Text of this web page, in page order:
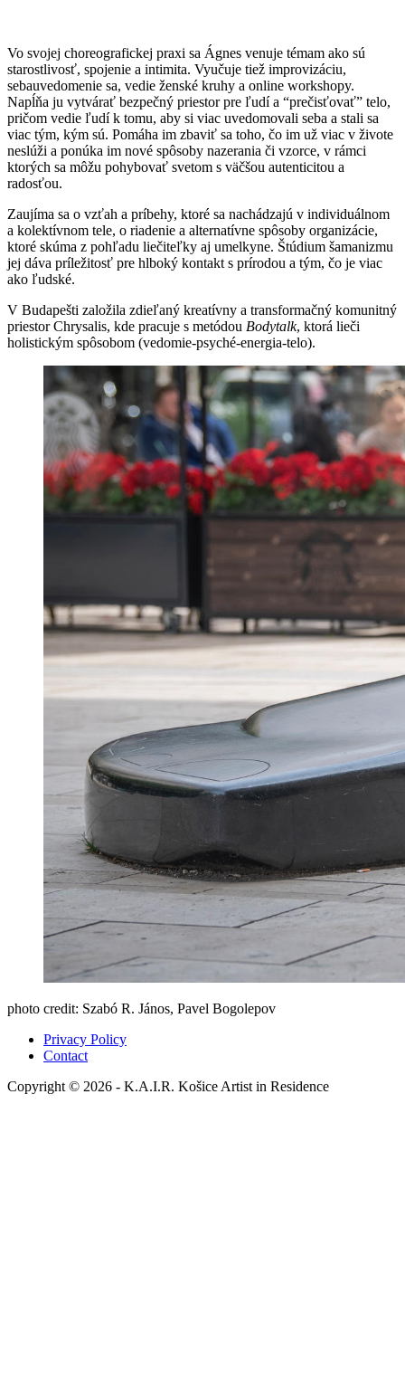
Vo svojej choreografickej praxi sa Ágnes venuje témam ako sú
starostlivosť, spojenie a intimita. Vyučuje tiež improvizáciu,
sebauvedomenie sa, vedie ženské kruhy a online workshopy.
Napĺňa ju vytvárať bezpečný priestor pre ľudí a “prečisťovať” telo,
pričom vedie ľudí k tomu, aby si viac uvedomovali seba a stali sa
viac tým, kým sú. Pomáha im zbaviť sa toho, čo im už viac v živote
neslúži a ponúka im nové spôsoby nazerania či vzorce, v rámci
ktorých sa môžu pohybovať svetom s väčšou autenticitou a
radosťou.
Zaujíma sa o vzťah a príbehy, ktoré sa nachádzajú v individuálnom
a kolektívnom tele, o riadenie a alternatívne spôsoby organizácie,
ktoré skúma z pohľadu liečiteľky aj umelkyne. Štúdium šamanizmu
jej dáva príležitosť pre hlboký kontakt s prírodou a tým, čo je viac
ako ľudské.
V Budapešti založila zdieľaný kreatívny a transformačný komunitný
priestor Chrysalis, kde pracuje s metódou Bodytalk, ktorá lieči
holistickým spôsobom (vedomie-psyché-energia-telo).
photo credit: Szabó R. János, Pavel Bogolepov
Privacy Policy
Contact
Copyright © 2026 - K.A.I.R. Košice Artist in Residence